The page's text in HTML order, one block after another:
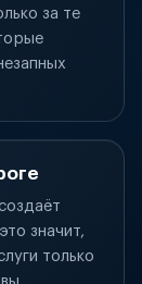
за те
значит,
только